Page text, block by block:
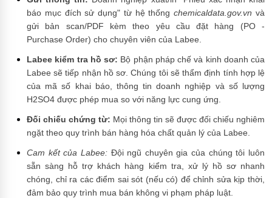
báo mục đích sử dụng" từ hệ thốngchemicaldata.gov.vn và
gửi bản scan/PDF kèm theo yêu cầu đặt hàng (PO -
Purchase Order) cho chuyên viên của Labee.
Labee kiểm tra hồ sơ: Bộ phận pháp chế và kinh doanh của
Labee sẽ tiếp nhận hồ sơ. Chúng tôi sẽ thẩm định tính hợp lệ
của mã số khai báo, thông tin doanh nghiệp và số lượng
H2SO4 được phép mua so với năng lực cung ứng.
Đối chiếu chứng từ: Mọi thông tin sẽ được đối chiếu nghiêm
ngặt theo quy trình bán hàng hóa chất quản lý của Labee.
Cam kết của Labee:Đội ngũ chuyên gia của chúng tôi luôn
sẵn sàng hỗ trợ khách hàng kiểm tra, xử lý hồ sơ nhanh
chóng, chỉ ra các điểm sai sót (nếu có) để chỉnh sửa kịp thời,
đảm bảo quy trình mua bán không vi phạm pháp luật.